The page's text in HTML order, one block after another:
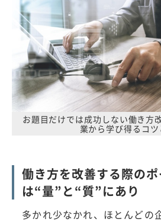
お題目だけでは成功しない働き方
業から学び得るコツ
働き方を改善する際の
は“量”と“質”にあり
多かれ少なかれ、ほとんどの